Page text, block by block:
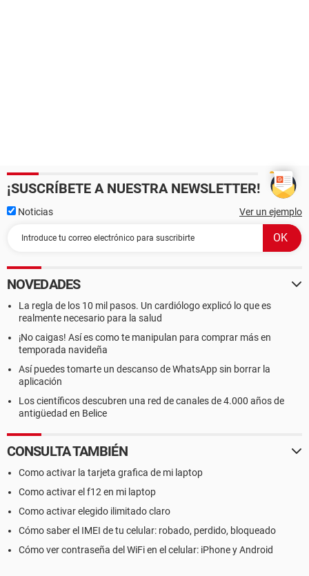
¡SUSCRÍBETE A NUESTRA NEWSLETTER!
Noticias Ver un ejemplo
NOVEDADES
La regla de los 10 mil pasos. Un cardiólogo explicó lo que es
realmente necesario para la salud
¡No caigas! Así es como te manipulan para comprar más en
temporada navideña
Así puedes tomarte un descanso de WhatsApp sin borrar la
aplicación
Los científicos descubren una red de canales de 4.000 años de
antigüedad en Belice
CONSULTA TAMBIÉN
Como activar la tarjeta grafica de mi laptop
Como activar el f12 en mi laptop
Como activar elegido ilimitado claro
Cómo saber el IMEI de tu celular: robado, perdido, bloqueado
Cómo ver contraseña del WiFi en el celular: iPhone y Android